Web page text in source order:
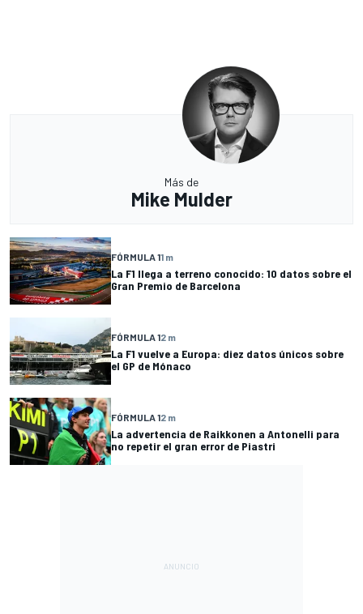
Más de
Mike Mulder
FÓRMULA 11 m
La F1 llega a terreno conocido: 10 datos sobre el
Gran Premio de Barcelona
FÓRMULA 12 m
La F1 vuelve a Europa: diez datos únicos sobre
el GP de Mónaco
FÓRMULA 12 m
La advertencia de Raikkonen a Antonelli para
no repetir el gran error de Piastri